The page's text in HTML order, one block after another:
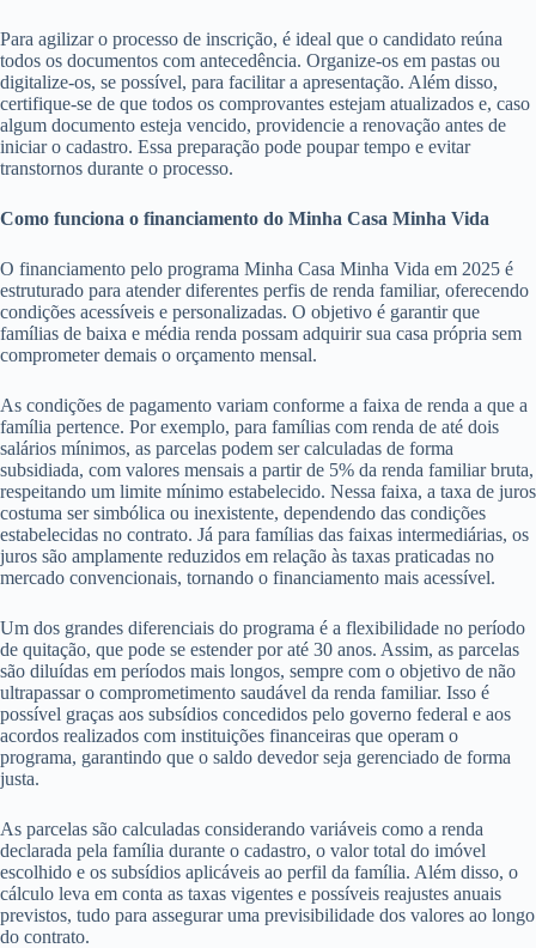
Para agilizar o processo de inscrição, é ideal que o candidato reúna
todos os documentos com antecedência. Organize-os em pastas ou
digitalize-os, se possível, para facilitar a apresentação. Além disso,
certifique-se de que todos os comprovantes estejam atualizados e, caso
algum documento esteja vencido, providencie a renovação antes de
iniciar o cadastro. Essa preparação pode poupar tempo e evitar
transtornos durante o processo.
Como funciona o financiamento do Minha Casa Minha Vida
O financiamento pelo programa Minha Casa Minha Vida em 2025 é
estruturado para atender diferentes perfis de renda familiar, oferecendo
condições acessíveis e personalizadas. O objetivo é garantir que
famílias de baixa e média renda possam adquirir sua casa própria sem
comprometer demais o orçamento mensal.
As condições de pagamento variam conforme a faixa de renda a que a
família pertence. Por exemplo, para famílias com renda de até dois
salários mínimos, as parcelas podem ser calculadas de forma
subsidiada, com valores mensais a partir de 5% da renda familiar bruta,
respeitando um limite mínimo estabelecido. Nessa faixa, a taxa de juros
costuma ser simbólica ou inexistente, dependendo das condições
estabelecidas no contrato. Já para famílias das faixas intermediárias, os
juros são amplamente reduzidos em relação às taxas praticadas no
mercado convencionais, tornando o financiamento mais acessível.
Um dos grandes diferenciais do programa é a flexibilidade no período
de quitação, que pode se estender por até 30 anos. Assim, as parcelas
são diluídas em períodos mais longos, sempre com o objetivo de não
ultrapassar o comprometimento saudável da renda familiar. Isso é
possível graças aos subsídios concedidos pelo governo federal e aos
acordos realizados com instituições financeiras que operam o
programa, garantindo que o saldo devedor seja gerenciado de forma
justa.
As parcelas são calculadas considerando variáveis como a renda
declarada pela família durante o cadastro, o valor total do imóvel
escolhido e os subsídios aplicáveis ao perfil da família. Além disso, o
cálculo leva em conta as taxas vigentes e possíveis reajustes anuais
previstos, tudo para assegurar uma previsibilidade dos valores ao longo
do contrato.